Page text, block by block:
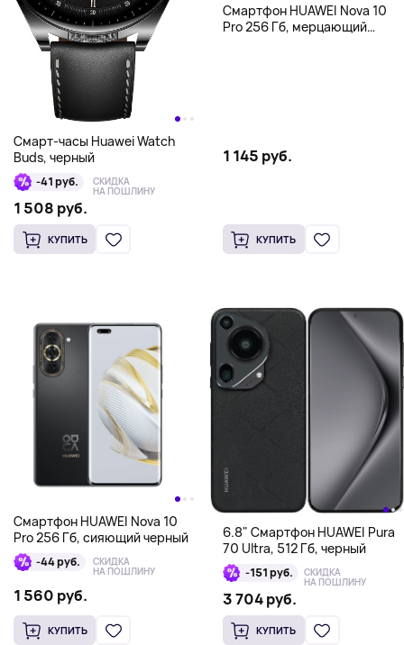
Смарт-часы Huawei Watch
Buds, черный
-41 руб. СКИДКА
НА ПОШЛИНУ
1 508 руб.
КУПИТЬ
Смартфон HUAWEI Nova 10
Pro 256 Гб, мерцающий
1 145 руб.
КУПИТЬ
Смартфон HUAWEI Nova 10
Pro 256 Гб, сияющий черный
-44 руб. СКИДКА
НА ПОШЛИНУ
1 560 руб.
КУПИТЬ
6.8" Смартфон HUAWEI Pura
70 Ultra, 512 Гб, черный
-151 руб. СКИДКА
НА ПОШЛИНУ
3 704 руб.
КУПИТЬ